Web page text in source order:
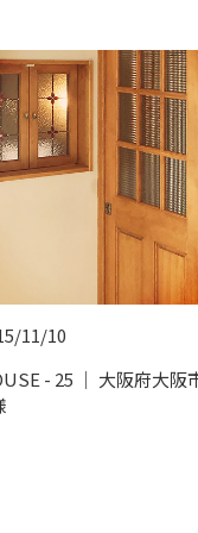
11/10
- 25 ｜ 大阪府大阪